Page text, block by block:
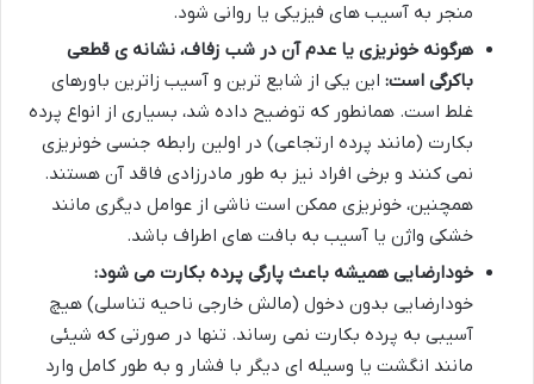
منجر به آسیب های فیزیکی یا روانی شود.
هرگونه خونریزی یا عدم آن در شب زفاف، نشانه ی قطعی
باکرگی است: این یکی از شایع ترین و آسیب زاترین باورهای
غلط است. همانطور که توضیح داده شد، بسیاری از انواع پرده
بکارت (مانند پرده ارتجاعی) در اولین رابطه جنسی خونریزی
نمی کنند و برخی افراد نیز به طور مادرزادی فاقد آن هستند.
همچنین، خونریزی ممکن است ناشی از عوامل دیگری مانند
خشکی واژن یا آسیب به بافت های اطراف باشد.
خودارضایی همیشه باعث پارگی پرده بکارت می شود:
خودارضایی بدون دخول (مالش خارجی ناحیه تناسلی) هیچ
آسیبی به پرده بکارت نمی رساند. تنها در صورتی که شیئی
مانند انگشت یا وسیله ای دیگر با فشار و به طور کامل وارد